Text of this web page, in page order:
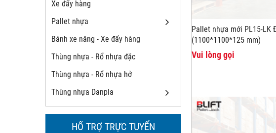
Xe đẩy hàng
Pallet nhựa
Bánh xe nâng - Xe đẩy hàng
Thùng nhựa - Rổ nhựa đặc
Thùng nhựa - Rổ nhựa hở
Thùng nhựa Danpla
HỔ TRỢ TRỰC TUYẾN
Pallet nhựa mới PL15-LK
(1100*1100*125 mm)
Vui lòng gọi